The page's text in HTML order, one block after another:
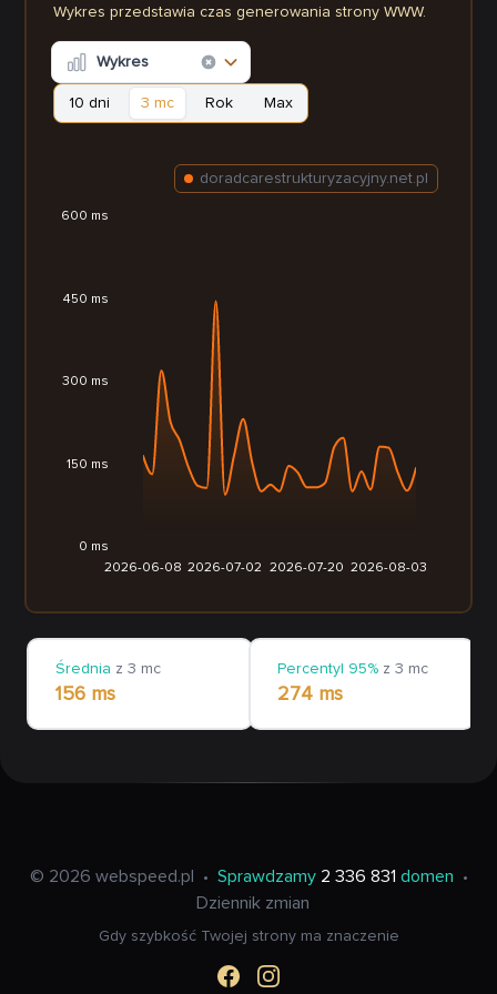
Wykres przedstawia czas generowania strony WWW.
Wykres
10 dni 3 mc Rok Max
2026-06-08 2026-07-02 2026-07-20 2026-08-03
0 ms
150 ms
300 ms
450 ms
600 ms
doradcarestrukturyzacyjny.net.pl
Średnia z 3 mc
156 ms
Percentyl 95% z 3 mc
274 ms
© 2026 webspeed.pl • Sprawdzamy 2 336 831 domen
•
Dziennik zmian
Gdy szybkość Twojej strony ma znaczenie